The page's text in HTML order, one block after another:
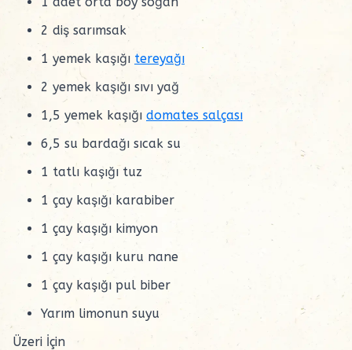
2 diş sarımsak
1 yemek kaşığı tereyağı
2 yemek kaşığı sıvı yağ
1,5 yemek kaşığı domates salçası
6,5 su bardağı sıcak su
1 tatlı kaşığı tuz
1 çay kaşığı karabiber
1 çay kaşığı kimyon
1 çay kaşığı kuru nane
1 çay kaşığı pul biber
Yarım limonun suyu
Üzeri İçin